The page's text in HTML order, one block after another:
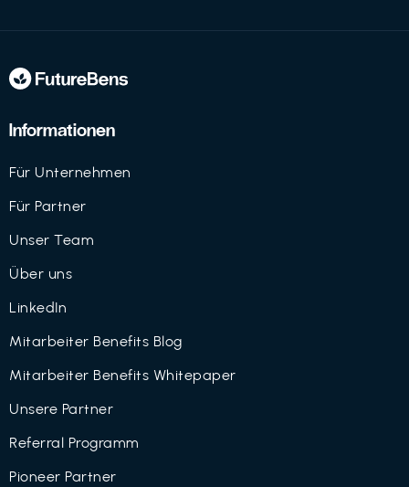
Informationen
Für Unternehmen
Für Partner
Unser Team
Über uns
LinkedIn
Mitarbeiter Benefits Blog
Mitarbeiter Benefits Whitepaper
Unsere Partner
Referral Programm
Pioneer Partner